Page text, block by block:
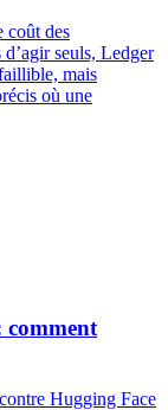
coût des
seuls, Ledger
mais
où une
comment
Hugging Face